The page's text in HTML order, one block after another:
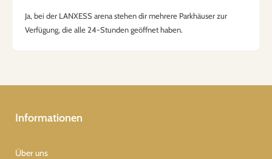
Ja, bei der LANXESS arena stehen dir mehrere Parkhäuser zur
Verfügung, die alle 24-Stunden geöffnet haben.
Informationen
Über uns